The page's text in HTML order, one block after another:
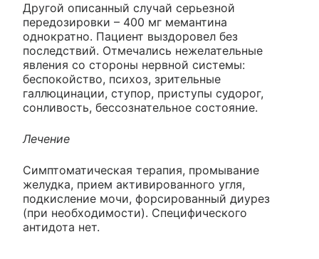
Другой описанный случай серьезной
передозировки – 400 мг мемантина
однократно. Пациент выздоровел без
последствий. Отмечались нежелательные
явления со стороны нервной системы:
беспокойство, психоз, зрительные
галлюцинации, ступор, приступы судорог,
сонливость, бессознательное состояние.
Лечение
Симптоматическая терапия, промывание
желудка, прием активированного угля,
подкисление мочи, форсированный диурез
(при необходимости). Специфического
антидота нет.